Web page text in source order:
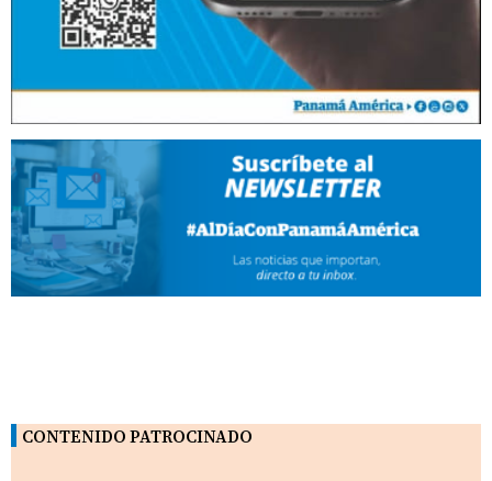
CONTENIDO PATROCINADO